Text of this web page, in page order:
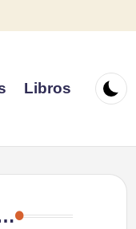
Libros